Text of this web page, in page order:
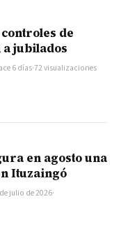
de
jubilados
6 días·72 visualizaciones
en agosto una
Ituzaingó
julio de 2026·